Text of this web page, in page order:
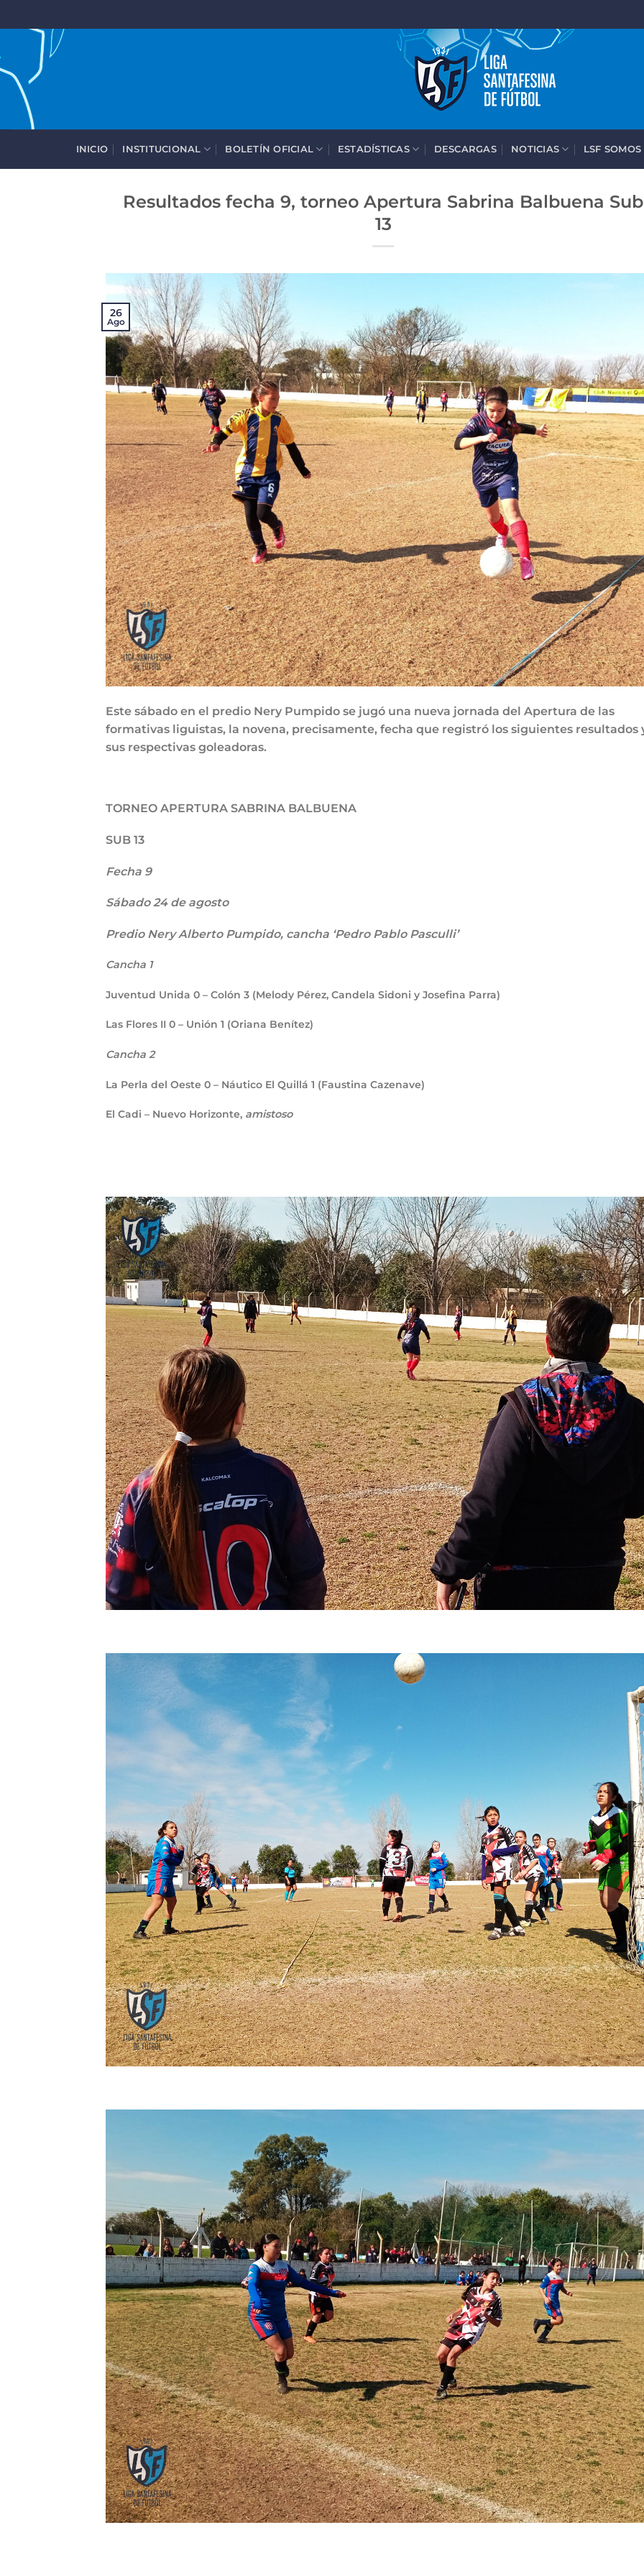
contenido
INICIO INSTITUCIONAL BOLETÍN OFICIAL ESTADÍSTICAS DESCARGAS NOTICIAS LSF
Resultados fecha 9, torneo Apertura Sabrina Balbuena Sub
13
26
Ago
Este sábado en el predio Nery Pumpido se jugó una nueva jornada del Apertura de las
formativas liguistas, la novena, precisamente, fecha que registró los siguientes resultados
sus respectivas goleadoras.
TORNEO APERTURA SABRINA BALBUENA
SUB 13
Fecha 9
Sábado 24 de agosto
Predio Nery Alberto Pumpido, cancha ‘Pedro Pablo Pasculli’
Cancha 1
Juventud Unida 0 – Colón 3 (Melody Pérez, Candela Sidoni y Josefina Parra)
Las Flores II 0 – Unión 1 (Oriana Benítez)
Cancha 2
La Perla del Oeste 0 – Náutico El Quillá 1 (Faustina Cazenave)
El Cadi – Nuevo Horizonte, amistoso